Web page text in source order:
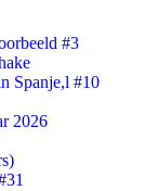
#3
Spanje,l #10
2026